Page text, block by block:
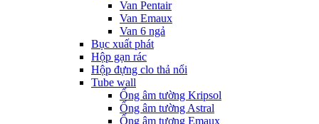
Van Pentair
Van Emaux
Van 6 ngả
Bục xuất phát
Hộp gạn rác
Hộp đựng clo thả nổi
Tube wall
Ống âm tường Kripsol
Ống âm tường Astral
Ống âm tương Emaux